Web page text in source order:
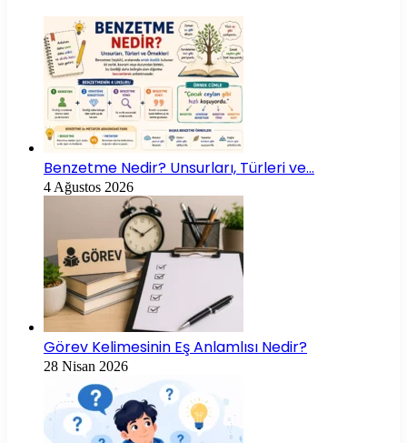
Benzetme Nedir? Unsurları, Türleri ve…
4 Ağustos 2026
Görev Kelimesinin Eş Anlamlısı Nedir?
28 Nisan 2026